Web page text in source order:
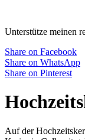
Unterstütze meinen
Share on Facebook
Share on WhatsApp
Share on Pinterest
Auf der